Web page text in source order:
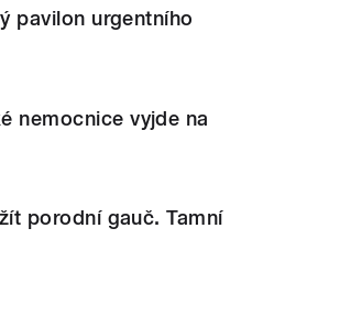
pavilon urgentního
nemocnice vyjde na
porodní gauč. Tamní